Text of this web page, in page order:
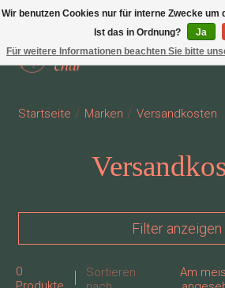
Startseite / Marken / Versandkosten
Filter anzeigen
0
Sortieren
Am
Wir benutzen Cookies nur für interne Zwecke um
Ist das in Ordnung?
Ja
Für weitere Informationen beachten Sie bitte